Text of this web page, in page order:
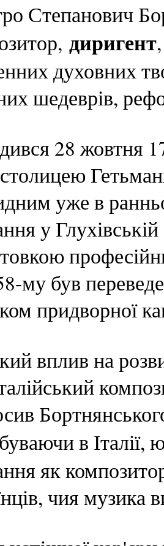
Степанович
диригент
духовних
шедеврів,
28 жовтня
уже в
у
му був
придворної
вплив на
в Італії,
як
чия музика